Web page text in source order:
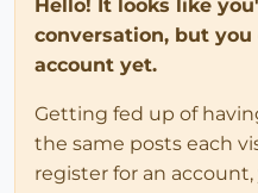
Hello! It looks like
conversation, but you
account yet.
Getting fed up of
the same posts each
register for an